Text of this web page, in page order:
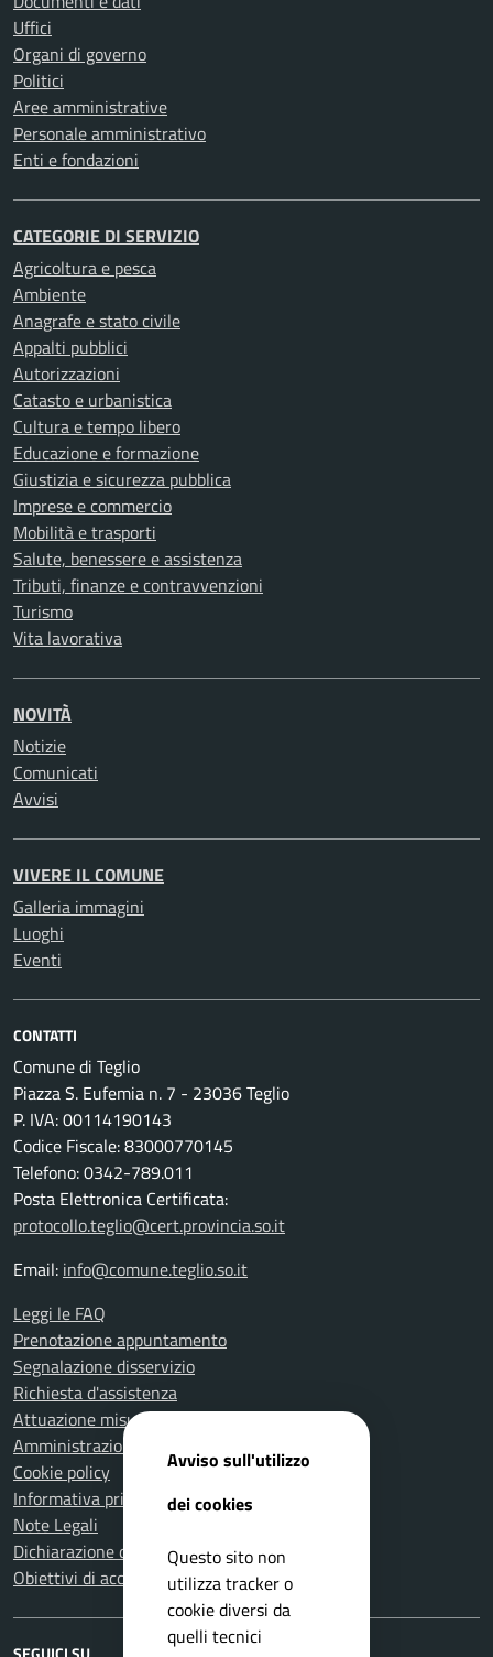
Uffici
Organi di governo
Politici
Aree amministrative
Personale amministrativo
Enti e fondazioni
CATEGORIE DI SERVIZIO
Agricoltura e pesca
Ambiente
Anagrafe e stato civile
Appalti pubblici
Autorizzazioni
Catasto e urbanistica
Cultura e tempo libero
Educazione e formazione
Giustizia e sicurezza pubblica
Imprese e commercio
Mobilità e trasporti
Salute, benessere e assistenza
Tributi, finanze e contravvenzioni
Turismo
Vita lavorativa
NOVITÀ
Notizie
Comunicati
Avvisi
VIVERE IL COMUNE
Galleria immagini
Luoghi
Eventi
CONTATTI
Comune di Teglio
Piazza S. Eufemia n. 7 - 23036 Teglio
P. IVA: 00114190143
Codice Fiscale: 83000770145
Telefono: 0342-789.011
Posta Elettronica Certificata:
protocollo.teglio@cert.provincia.so.it
Email: info@comune.teglio.so.it
Leggi le FAQ
Prenotazione appuntamento
Segnalazione disservizio
Richiesta d'assistenza
Attuazione misure PNRR
Amministrazione trasparente
Cookie policy
Informativa privacy
Note Legali
Dichiarazione di accessibilità
Obiettivi di accessibilità
Avviso sull'utilizzo
dei cookies
Questo sito non
utilizza tracker o
cookie diversi da
quelli tecnici